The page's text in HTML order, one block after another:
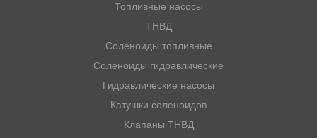
Топливные насосы
ТНВД
Соленоиды топливные
Соленоиды гидравлические
Гидравлические насосы
Катушки соленоидов
Клапаны ТНВД